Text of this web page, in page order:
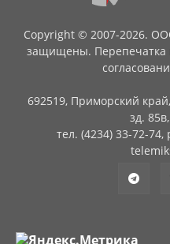
Copyright © 2007-2026.
защищены. Перепечатка
692519, Приморский
зд.
тел. (4234) 33-72-